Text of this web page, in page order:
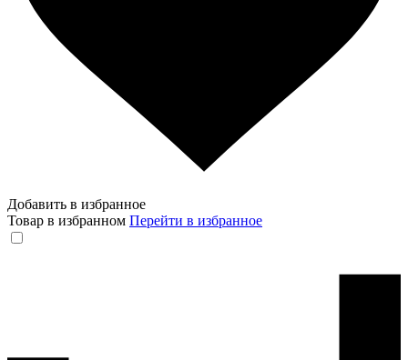
Добавить в избранное
Товар в избранном Перейти в избранное